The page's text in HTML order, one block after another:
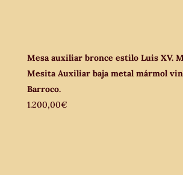
Mesa auxiliar bronce estilo Luis XV.
Mesita Auxiliar baja metal mármol
Barroco.
1.200,00€